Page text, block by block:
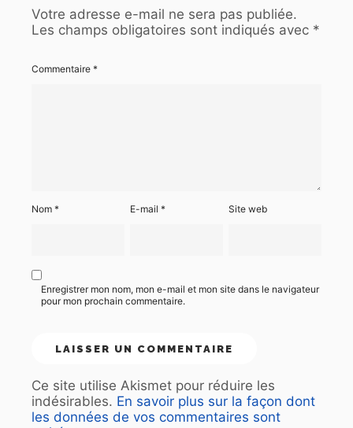
Votre adresse e-mail ne sera pas publiée.
Les champs obligatoires sont indiqués avec *
Commentaire *
Nom * E-mail* Site web
Enregistrer mon nom, mon e-mail et mon site dans le navigateur
pour mon prochain commentaire.
Ce site utilise Akismet pour réduire les
indésirables. En savoir plus sur la façon dont
les données de vos commentaires sont